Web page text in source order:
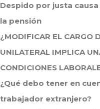
Despido por justa
la pensión
¿MODIFICAR EL CARGO
UNILATERAL IMPLICA
CONDICIONES
¿Qué debo tener en
trabajador extranjero?